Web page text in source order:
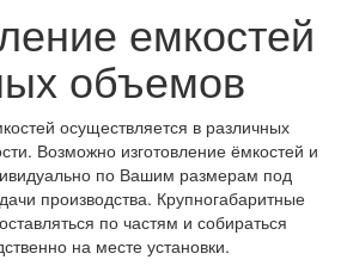
емкостей
объемов
осуществляется в различных
Возможно изготовление ёмкостей и
по Вашим размерам под
производства. Крупногабаритные
по частям и собираться
на месте установки.